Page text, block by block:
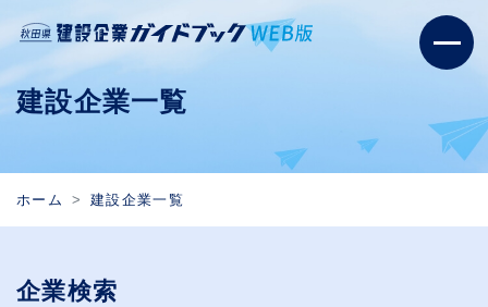
建設企業一覧
ホーム 建設企業一覧
企業検索